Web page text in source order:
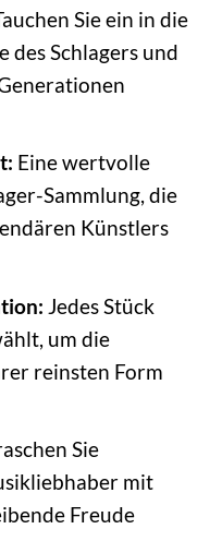
Sie ein in die
des Schlagers und
Eine wertvolle
Sammlung, die
Künstlers
Jedes Stück
um die
reinsten Form
Sie
mit
Freude